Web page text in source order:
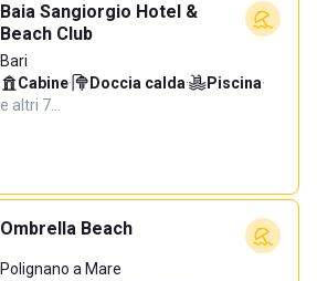
Baia Sangiorgio Hotel &
Beach Club
Bari
Cabine· Doccia calda· Piscina·
e altri 7…
Ombrella Beach
Polignano a Mare